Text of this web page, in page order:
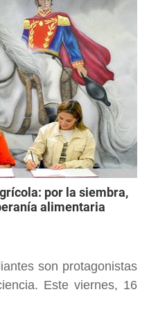
por la siembra,
alimentaria
son protagonistas
Este viernes, 16